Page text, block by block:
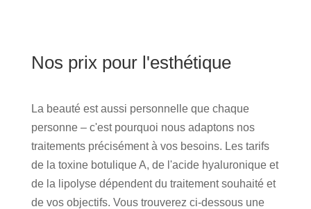
Nos prix pour l'esthétique
La beauté est aussi personnelle que chaque
personne – c'est pourquoi nous adaptons nos
traitements précisément à vos besoins. Les tarifs
de la toxine botulique A, de l'acide hyaluronique et
de la lipolyse dépendent du traitement souhaité et
de vos objectifs. Vous trouverez ci-dessous une